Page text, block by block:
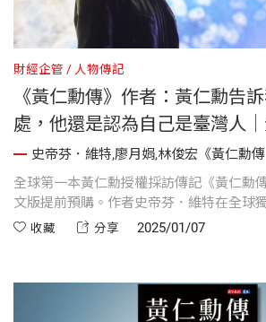
財經企管 人物傳記
《黃仁勳傳》作者：黃仁勳告
處，他還是認為自己是臺灣人
中文版作者序
史帝芬．維特,廖月娟,林俊宏《黃仁勳
全球第一本黃仁勳授權採訪傳記《黃仁勳
文版提前預購。作者史帝芬．維特在全球
序揭露，儘管黃仁勳在美國生活超過50年
收藏 分享 2025/01/07